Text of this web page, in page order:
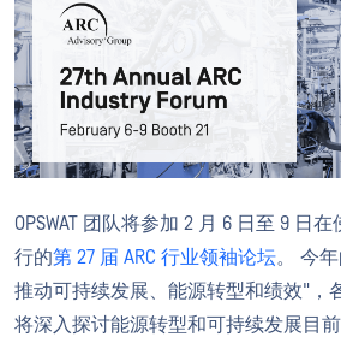
OPSWAT 团队将参加 2 月 6 日至 9 日
行的第 27 届 ARC 行业领袖论坛。 今
推动可持续发展、能源转型和绩效"，
将深入探讨能源转型和可持续发展目